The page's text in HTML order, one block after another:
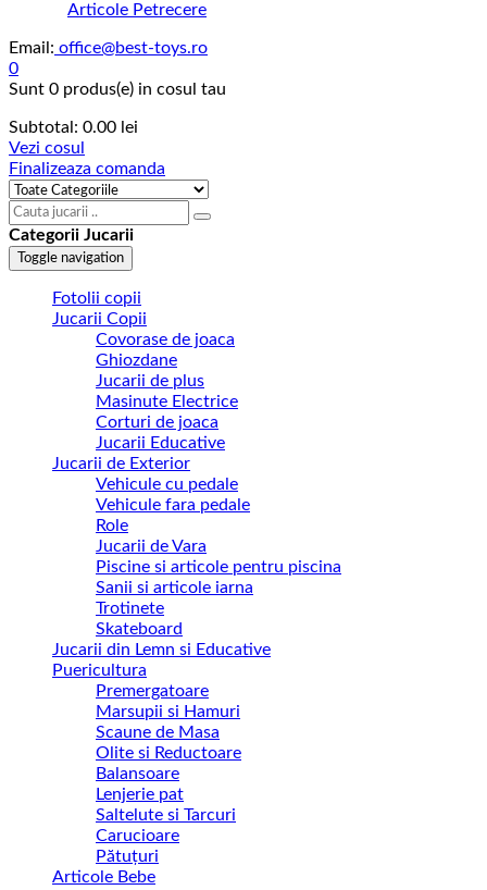
Articole Petrecere
Email: office@best-toys.ro
0
Sunt 0 produs(e) in cosul tau
Subtotal: 0.00 lei
Vezi cosul
Finalizeaza comanda
Categorii Jucarii
Toggle navigation
Fotolii copii
Jucarii Copii
Covorase de joaca
Ghiozdane
Jucarii de plus
Masinute Electrice
Corturi de joaca
Jucarii Educative
Jucarii de Exterior
Vehicule cu pedale
Vehicule fara pedale
Role
Jucarii de Vara
Piscine si articole pentru piscina
Sanii si articole iarna
Trotinete
Skateboard
Jucarii din Lemn si Educative
Puericultura
Premergatoare
Marsupii si Hamuri
Scaune de Masa
Olite si Reductoare
Balansoare
Lenjerie pat
Saltelute si Tarcuri
Carucioare
Pătuțuri
Articole Bebe